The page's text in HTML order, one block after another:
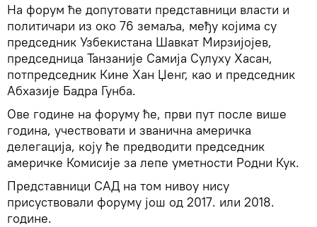
На форум ће допутовати представници власти и
политичари из око 76 земаља, међу којима су
председник Узбекистана Шавкат Мирзијојев,
председница Танзаније Самија Сулуху Хасан,
потпредседник Кине Хан Џенг, као и председник
Абхазије Бадра Гунба.
Ове године на форуму ће, први пут после више
година, учествовати и званична америчка
делегација, коју ће предводити председник
америчке Комисије за лепе уметности Родни Кук.
Представници САД на том нивоу нису
присуствовали форуму још од 2017. или 2018.
године.